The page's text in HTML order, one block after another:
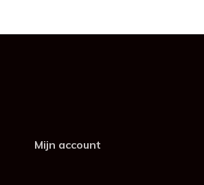
Mijn account